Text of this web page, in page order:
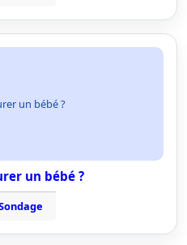
un bébé ?
un bébé ?